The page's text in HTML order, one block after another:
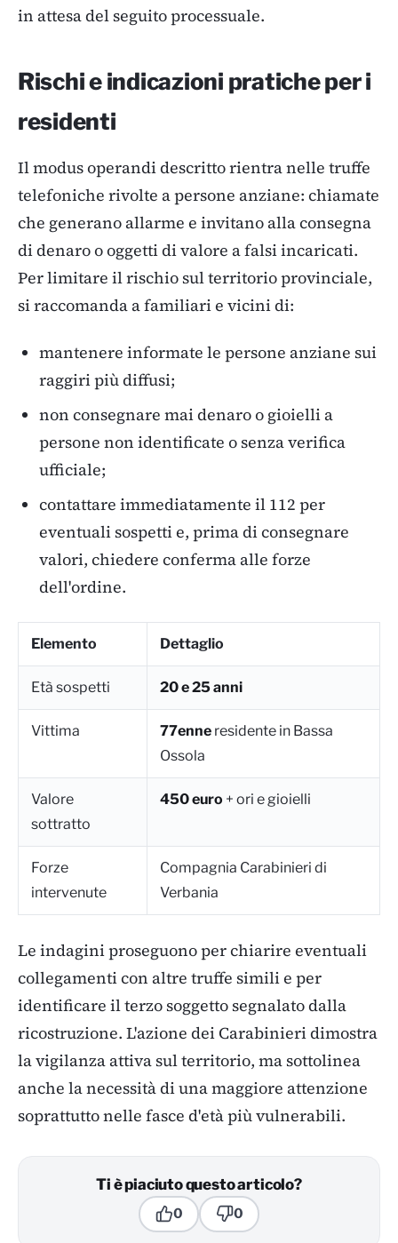
in attesa del seguito processuale.
Rischi e indicazioni pratiche per i
residenti
Il modus operandi descritto rientra nelle truffe
telefoniche rivolte a persone anziane: chiamate
che generano allarme e invitano alla consegna
di denaro o oggetti di valore a falsi incaricati.
Per limitare il rischio sul territorio provinciale,
si raccomanda a familiari e vicini di:
mantenere informate le persone anziane sui
raggiri più diffusi;
non consegnare mai denaro o gioielli a
persone non identificate o senza verifica
ufficiale;
contattare immediatamente il 112 per
eventuali sospetti e, prima di consegnare
valori, chiedere conferma alle forze
dell'ordine.
Elemento Dettaglio
Età sospetti 20 e 25 anni
Vittima 77enne residente in Bassa
Ossola
Valore
sottratto
450 euro + ori e gioielli
Forze
intervenute
Compagnia Carabinieri di
Verbania
Le indagini proseguono per chiarire eventuali
collegamenti con altre truffe simili e per
identificare il terzo soggetto segnalato dalla
ricostruzione. L'azione dei Carabinieri dimostra
la vigilanza attiva sul territorio, ma sottolinea
anche la necessità di una maggiore attenzione
soprattutto nelle fasce d'età più vulnerabili.
Ti è piaciuto questo articolo?
0 0